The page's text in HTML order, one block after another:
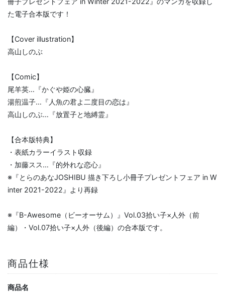
た電子合本版です！
【Cover illustration】
高山しのぶ
【Comic】
尾羊英…『かぐや姫の心臓』
湯煎温子…『人魚の君よ二度目の恋は』
高山しのぶ…『放置子と地縛霊』
【合本版特典】
・表紙カラーイラスト収録
・加藤スス…『的外れな恋心』
※『とらのあなJOSHIBU 描き下ろし小冊子プレゼントフェア in W
inter 2021-2022』より再録
※『B-Awesome（ビーオーサム）』Vol.03拾い子×人外（前
編）・Vol.07拾い子×人外（後編）の合本版です。
商品仕様
商品名